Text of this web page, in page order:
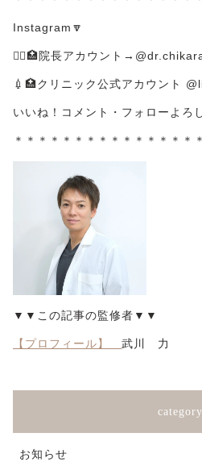
Instagram🔽
👨‍⚕️🏥院長アカウント
💉🏥クリニック公式アカウント
いいね！コメント・フォローよろ
＊＊＊＊＊＊＊＊＊＊＊＊＊＊＊
▼▼この記事の監修者▼▼
【プロフィール】 武川 力
category
お知らせ